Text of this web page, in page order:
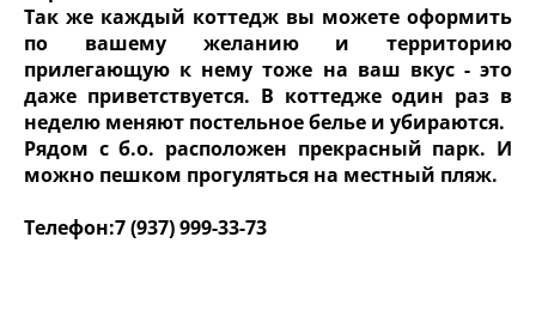
Так же каждый коттедж вы можете оформить
по вашему желанию и территорию
прилегающую к нему тоже на ваш вкус - это
даже приветствуется. В коттедже один раз в
неделю меняют постельное белье и убираются.
Рядом с б.о. расположен прекрасный парк. И
можно пешком прогуляться на местный пляж.
Телефон:7 (937) 999-33-73